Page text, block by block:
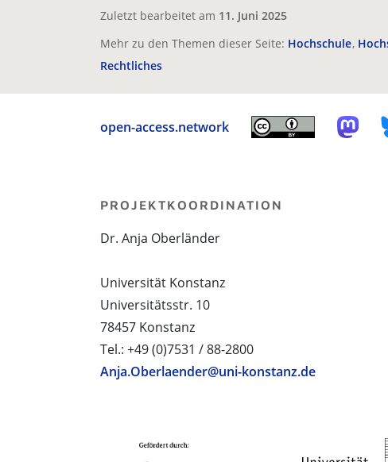
Zuletzt bearbeitet am 11. Juni 2025
Mehr zu den Themen dieser Seite: Hochschule
Rechtliches
open-access.network
PROJEKTKOORDINATION
Dr. Anja Oberländer
Universität Konstanz
Universitätsstr. 10
78457 Konstanz
Tel.: +49 (0)7531 / 88-2800
Anja.Oberlaender@uni-konstanz.de